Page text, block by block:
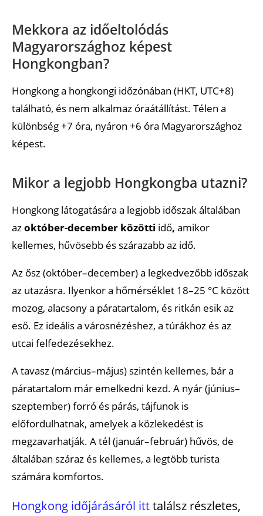
Milyen fontos ünnepek és fesztiválok vannak
Hongkongban?
Ajánlott cikkek
Mekkora az időeltolódás
Magyarországhoz képest
Hongkongban?
Hongkong a hongkongi időzónában (HKT, UTC+8)
található, és nem alkalmaz óraátállítást. Télen a
különbség +7 óra, nyáron +6 óra Magyarországhoz
képest.
Mikor a legjobb Hongkongba utazni?
Hongkong látogatására a legjobb időszak általában
azoktóber-december közötti idő, amikor
kellemes, hűvösebb és szárazabb az idő.
Az ősz (október–december) a legkedvezőbb időszak
az utazásra. Ilyenkor a hőmérséklet 18–25 °C között
mozog, alacsony a páratartalom, és ritkán esik az
eső. Ez ideális a városnézéshez, a túrákhoz és az
utcai felfedezésekhez.
A tavasz (március–május) szintén kellemes, bár a
páratartalom már emelkedni kezd. A nyár (június–
szeptember) forró és párás, tájfunok is
előfordulhatnak, amelyek a közlekedést is
megzavarhatják. A tél (január–február) hűvös, de
általában száraz és kellemes, a legtöbb turista
számára komfortos.
Hongkong időjárásáról itttalálsz részletes,